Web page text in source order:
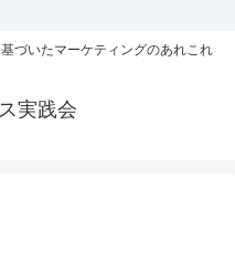
づいたマーケティングのあれこれ
実践会